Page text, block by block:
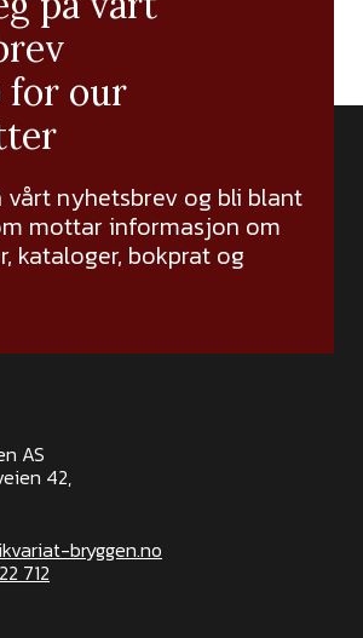
for our
vårt nyhetsbrev og bli blant
mottar informasjon om
kataloger, bokprat og
AS
42,
bryggen.no
712